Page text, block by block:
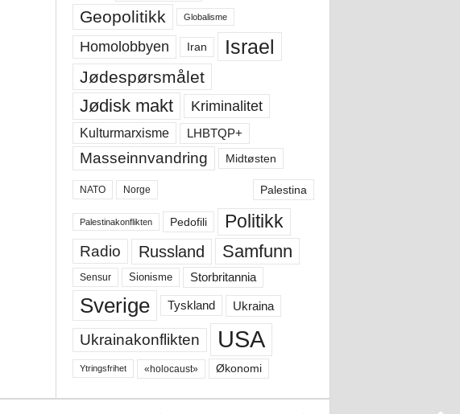
Geopolitikk Globalisme
Homolobbyen Iran Israel
Jødespørsmålet
Jødisk makt Kriminalitet
Kulturmarxisme LHBTQP+
Masseinnvandring Midtøsten
NATO Norge Palestina
Palestinakonflikten Pedofili Politikk
Radio Russland Samfunn
Sensur Sionisme Storbritannia
Sverige Tyskland Ukraina
Ukrainakonflikten USA
Ytringsfrihet «holocaust» Økonomi